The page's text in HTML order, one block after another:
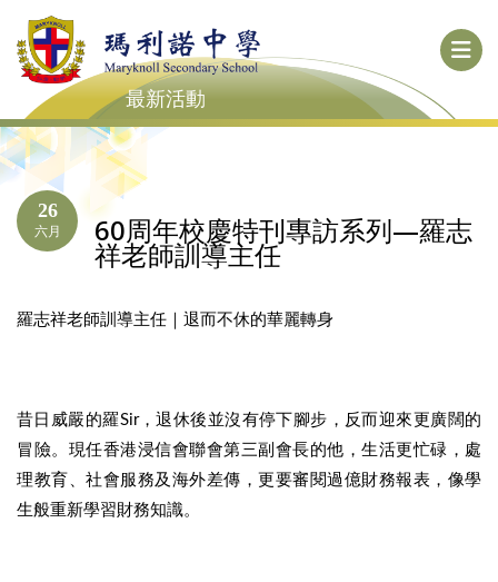
最新活動
26
六月 60周年校慶特刊專訪系列—羅志
祥老師訓導主任
羅志祥老師訓導主任｜退而不休的華麗轉身
昔日威嚴的羅Sir，退休後並沒有停下腳步，反而迎來更廣闊的
冒險。現任香港浸信會聯會第三副會長的他，生活更忙碌，處
理教育、社會服務及海外差傳，更要審閱過億財務報表，像學
生般重新學習財務知識。